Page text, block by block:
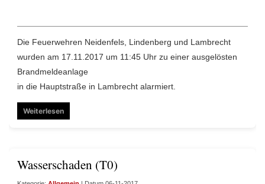
Die Feuerwehren Neidenfels, Lindenberg und Lambrecht
wurden am 17.11.2017 um 11:45 Uhr zu einer ausgelösten
Brandmeldeanlage
in die Hauptstraße in Lambrecht alarmiert.
Weiterlesen
Wasserschaden (T0)